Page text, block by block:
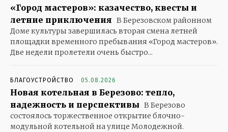
«Город мастеров»: казачество, квесты и
летние приключения В Березовском районном
Доме культуры завершилась вторая смена летней
площадки временного пребывания «Город мастеров».
Две недели пролетели очень быстро...
БЛАГОУСТРОЙСТВО 05.08.2026
Новая котельная в Березово: тепло,
надежность и перспективы В Березово
состоялось торжественное открытие блочно-
модульной котельной на улице Молодежной.